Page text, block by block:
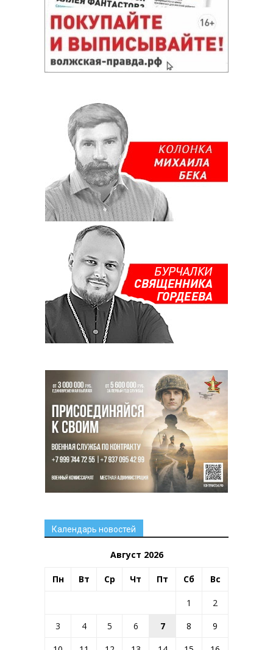
Календарь новостей
Август 2026
Пн Вт Ср Чт Пт Сб Вс
1
2
3
4 5 6 7 8
9